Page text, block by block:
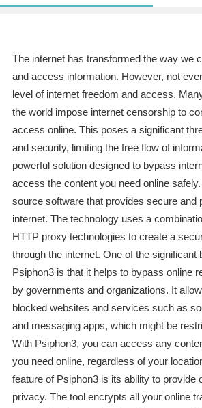
The internet has transformed the way we
and access information. However, not
level of internet freedom and access.
the world impose internet censorship to
access online. This poses a significant
and security, limiting the free flow of
powerful solution designed to bypass
access the content you need online
source software that provides secure and
internet. The technology uses a
HTTP proxy technologies to create a
through the internet. One of the significant
Psiphon3 is that it helps to bypass online
by governments and organizations. It
blocked websites and services such as
and messaging apps, which might be
With Psiphon3, you can access any
you need online, regardless of your
feature of Psiphon3 is its ability to provide
privacy. The tool encrypts all your online